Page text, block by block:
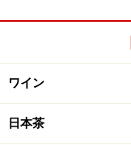
ワイン
日本茶